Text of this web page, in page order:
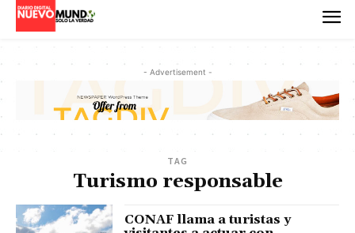
- Advertisement -
TAG
Turismo responsable
CONAF llama a turistas y